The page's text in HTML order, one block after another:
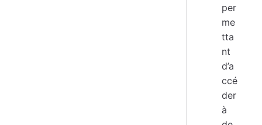
per
me
tta
nt
d’a
ccé
der
à